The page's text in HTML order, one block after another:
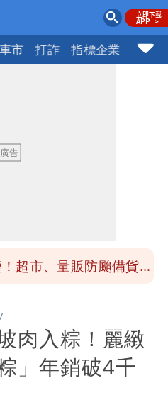
車市 打詐 指標企業 壹蘋
穿
罕見現身機場 59歲零
李白、杜甫用鮮卑文寫
超市、量販防颱備貨
軸登場
特！星冰樂可拿免費好
臭到想丟」 內行曝原
肉入粽！麗緻
」年銷破4千